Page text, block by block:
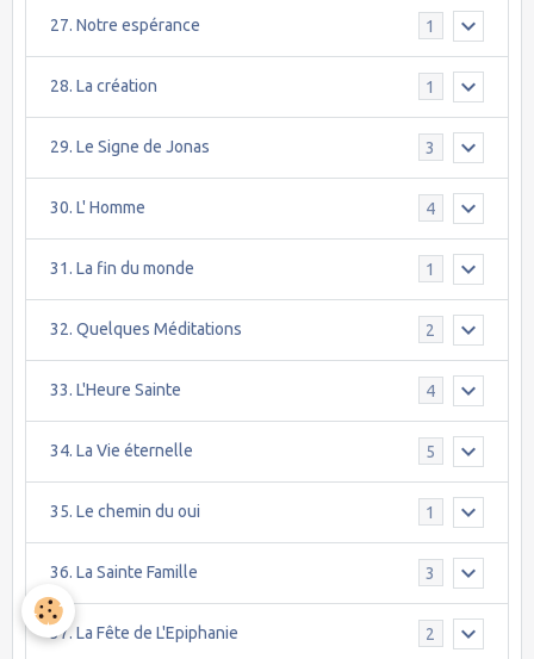
27. Notre espérance 1
28. La création 1
29. Le Signe de Jonas 3
30. L' Homme 4
31. La fin du monde 1
32. Quelques Méditations 2
33. L'Heure Sainte 4
34. La Vie éternelle 5
35. Le chemin du oui 1
36. La Sainte Famille 3
37. La Fête de L'Epiphanie 2